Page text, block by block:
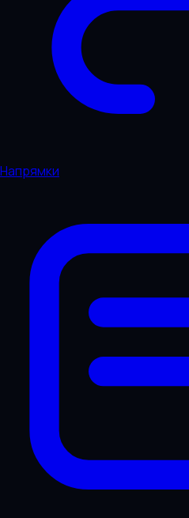
Напрямки